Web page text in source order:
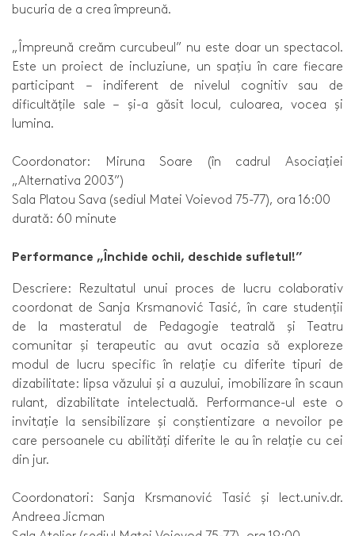
bucuria de a crea împreună.
„Împreună creăm curcubeul” nu este doar un spectacol.
Este un proiect de incluziune, un spațiu în care fiecare
participant – indiferent de nivelul cognitiv sau de
dificultățile sale – și-a găsit locul, culoarea, vocea și
lumina.
Coordonator: Miruna Soare (în cadrul Asociației
„Alternativa 2003”)
Sala Platou Sava (sediul Matei Voievod 75-77), ora 16:00
durată: 60 minute
Performance „Închide ochii, deschide sufletul!”
Descriere: Rezultatul unui proces de lucru colaborativ
coordonat de Sanja Krsmanović Tasić, în care studenții
de la masteratul de Pedagogie teatrală și Teatru
comunitar și terapeutic au avut ocazia să exploreze
modul de lucru specific în relație cu diferite tipuri de
dizabilitate: lipsa văzului și a auzului, imobilizare în scaun
rulant, dizabilitate intelectuală. Performance-ul este o
invitație la sensibilizare și conștientizare a nevoilor pe
care persoanele cu abilități diferite le au în relație cu cei
din jur.
Coordonatori: Sanja Krsmanović Tasić și lect.univ.dr.
Andreea Jicman